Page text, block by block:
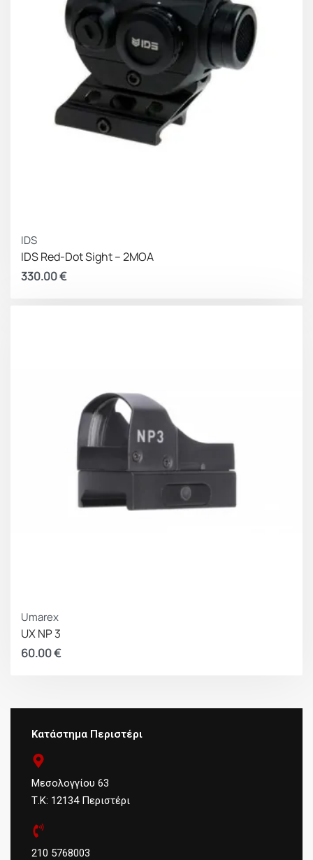
IDS
IDS Red-Dot Sight – 2MOA
330.00€
Umarex
UX NP 3
60.00€
Κατάστημα Περιστέρι
Μεσολογγίου 63
Τ.Κ: 12134 Περιστέρι
210 5768003